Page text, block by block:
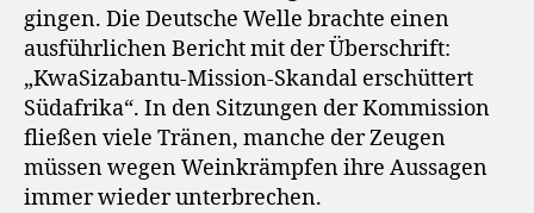
gingen. Die Deutsche Welle brachte einen
ausführlichen Bericht mit der Überschrift:
„KwaSizabantu-Mission-Skandal erschüttert
Südafrika“. In den Sitzungen der Kommission
fließen viele Tränen, manche der Zeugen
müssen wegen Weinkrämpfen ihre Aussagen
immer wieder unterbrechen.